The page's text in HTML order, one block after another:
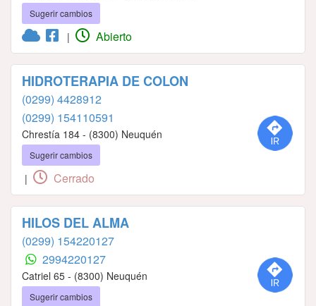
Sugerir cambios
| Abierto
HIDROTERAPIA DE COLON
(0299) 4428912
(0299) 154110591
Chrestía 184 - (8300) Neuquén
Sugerir cambios
| Cerrado
HILOS DEL ALMA
(0299) 154220127
2994220127
Catriel 65 - (8300) Neuquén
Sugerir cambios